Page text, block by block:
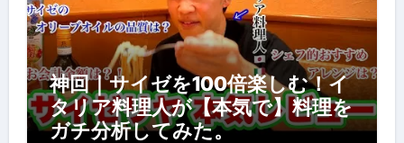
神回｜サイゼを100倍楽しむ！イ
タリア料理人が【本気で】料理を
ガチ分析してみた。